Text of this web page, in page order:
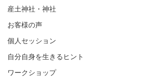
産土神社・神社
お客様の声
個人セッション
自分自身を生きるヒント
ワークショップ